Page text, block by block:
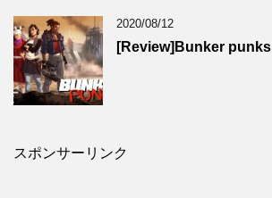
2020/08/12
[Review]Bunker punks
スポンサーリンク